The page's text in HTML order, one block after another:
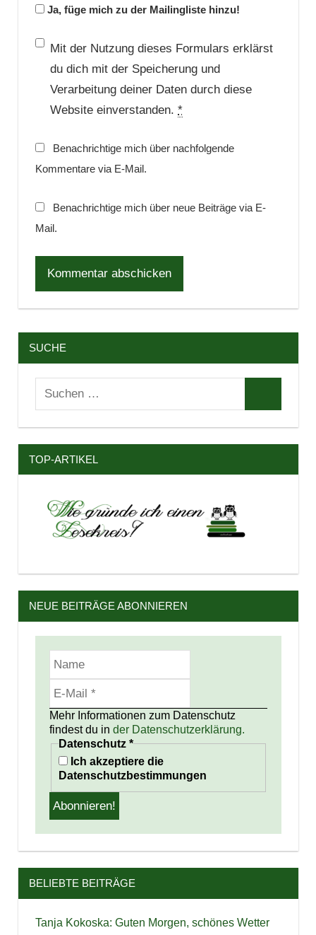
Ja, füge mich zu der Mailingliste hinzu!
Mit der Nutzung dieses Formulars erklärst
du dich mit der Speicherung und
Verarbeitung deiner Daten durch diese
Website einverstanden. *
Benachrichtige mich über nachfolgende
Kommentare via E-Mail.
Benachrichtige mich über neue Beiträge via E-
Mail.
SUCHE
Suchen
TOP-ARTIKEL
NEUE BEITRÄGE ABONNIEREN
Mehr Informationen zum Datenschutz
findest du in der Datenschutzerklärung.
Datenschutz *
Ich akzeptiere die
Datenschutzbestimmungen
BELIEBTE BEITRÄGE
Tanja Kokoska: Guten Morgen, schönes Wetter